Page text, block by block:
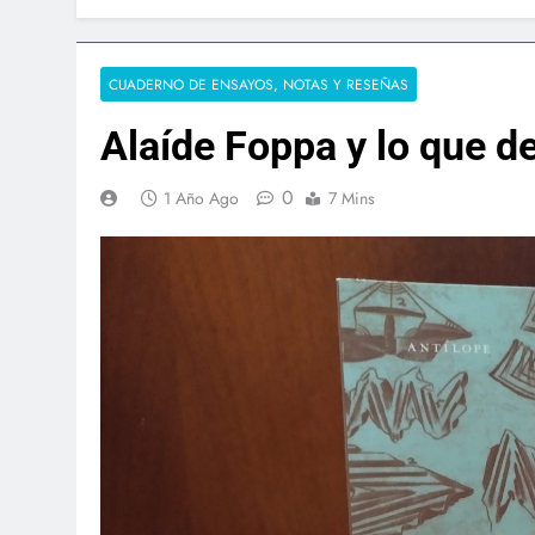
CUADERNO DE ENSAYOS, NOTAS Y RESEÑAS
Alaíde Foppa y lo que
1 Año Ago 0 7 Mins